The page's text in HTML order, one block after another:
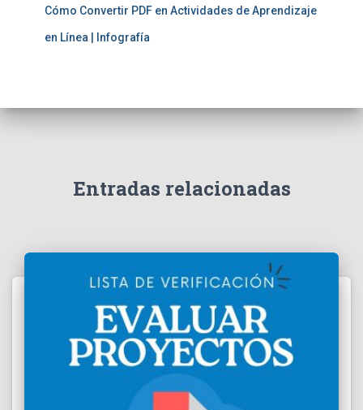
Cómo Convertir PDF en Actividades de Aprendizaje
en Línea | Infografía
Entradas relacionadas